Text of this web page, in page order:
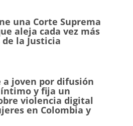
una Corte Suprema
aleja cada vez más
la Justicia
a joven por difusión
y fija un
violencia digital
en Colombia y